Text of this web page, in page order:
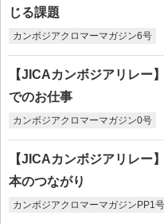
じる課題
カンボジアクロマーマガジン6号
【JICAカンボジアリレー
でのお仕事
カンボジアクロマーマガジン0号
【JICAカンボジアリレー
本のつながり
カンボジアクロマーマガジンPP1号